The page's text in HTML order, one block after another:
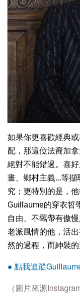
如果你更喜歡經典
配，那這位法裔加
絕對不能錯過。喜
畫、鄉村主義...等
究；更特別的是，
Guillaume的穿衣哲
自由、不羈帶有傲
老派風情的他，活
然的過程，而紳裝
● 點我追蹤
（圖片來源